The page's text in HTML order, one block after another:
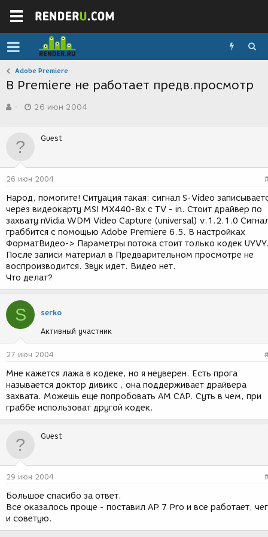
Adobe Premiere
В Premierе не работает предв.просмотр
в
р
м
-
а
д
и
я
26 июн 2004
Guest
26 июн 2004
Народ, помогите! Ситуация такая: сигнал S-Video
через видеокарту MSI MX440-8x c TV - in. Стоит драйвер по
захвату nVidia WDM Video Capture (universal) v.1.2.1.0
граббится с помощью Adobe Premiere 6.5. В настройках
ФорматВидео-> Параметры потока стоит только кодек
После записи материал в Предварительном просмотре не
воспроизводится. Звук идет. Видео нет.
Что делат?
S serko
Активный участник
27 июн 2004
Мне кажется лажа в кодеке, но я неуверен. Есть прога
называется доктор дивикс , она поддерживает драйвера
захвата. Можешь еще попробовать AM CAP. Суть в чем, при
граббе использоват другой кодек.
Guest
29 июн 2004
Большое спасибо за ответ.
Все оказалось проще - поставил AP 7 Pro и все работает,
и советую.